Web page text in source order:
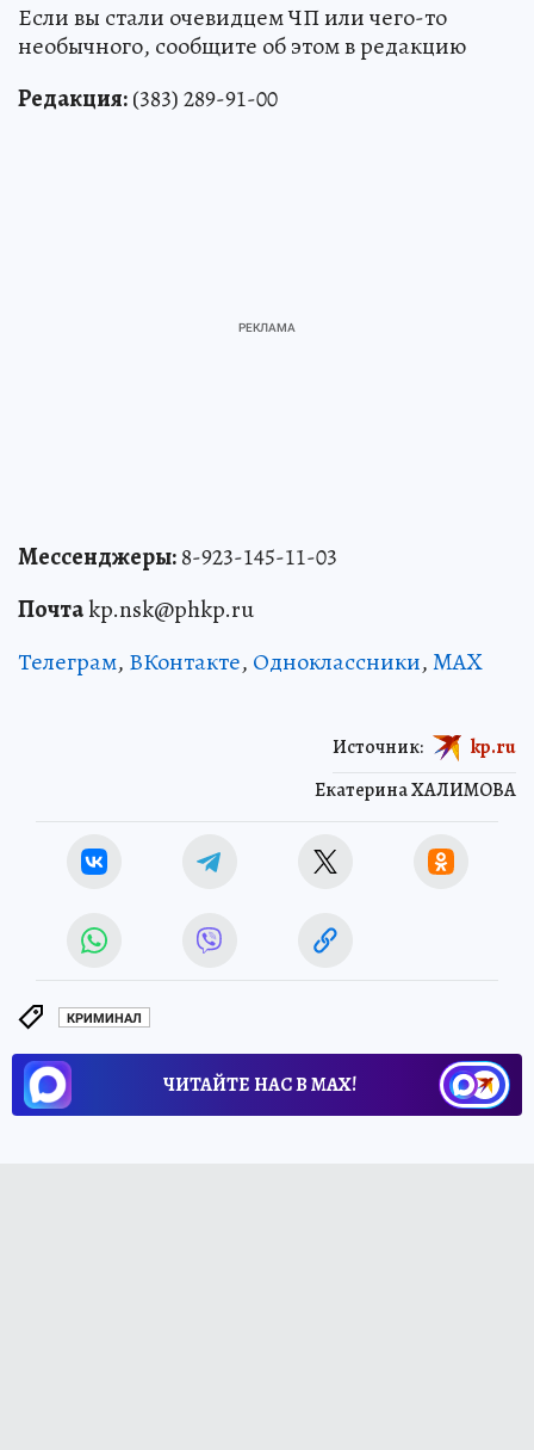
Если вы стали очевидцем ЧП или чего-то
необычного, сообщите об этом в редакцию
Редакция:(383) 289-91-00
Мессенджеры:8-923-145-11-03
Почтаkp.nsk@phkp.ru
Телеграм, ВКонтакте, Одноклассники,MAX
Екатерина ХАЛИМОВА
Источник: kp.ru
КРИМИНАЛ
ЧИТАЙТЕ НАС В МАХ!